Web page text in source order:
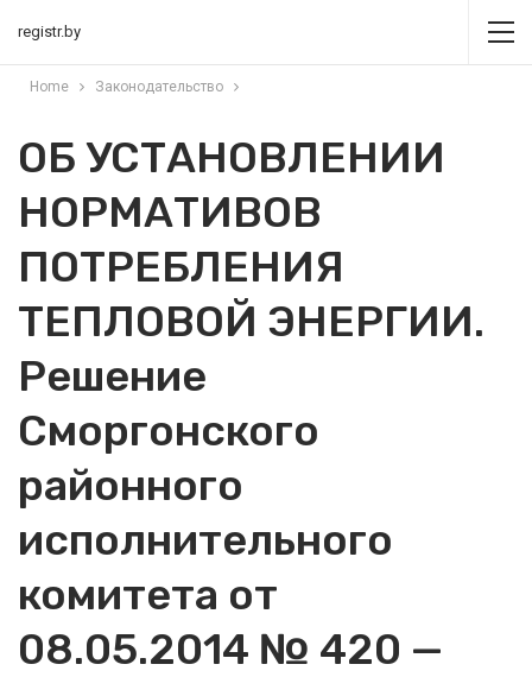
registr.by
Home Законодательство
ОБ УСТАНОВЛЕНИИ
НОРМАТИВОВ
ПОТРЕБЛЕНИЯ
ТЕПЛОВОЙ ЭНЕРГИИ.
Решение
Сморгонского
районного
исполнительного
комитета от
08.05.2014 № 420 —